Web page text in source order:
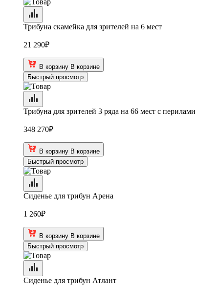
Трибуна скамейка для зрителей на 6 мест
21 290₽
В корзину В корзине
Быстрый просмотр
Трибуна для зрителей 3 ряда на 66 мест с перилами
348 270₽
В корзину В корзине
Быстрый просмотр
Сиденье для трибун Арена
1 260₽
В корзину В корзине
Быстрый просмотр
Сиденье для трибун Атлант